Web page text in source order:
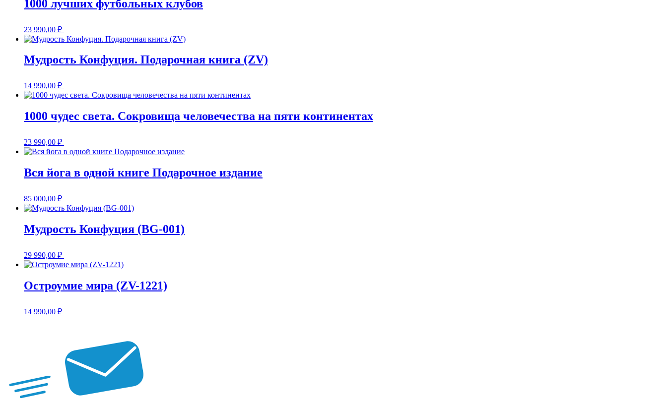
1000 лучших футбольных клубов
23 990,00 ₽
Мудрость Конфуция. Подарочная книга (ZV)
14 990,00 ₽
1000 чудес света. Сокровища человечества на пяти континентах
23 990,00 ₽
Вся йога в одной книге Подарочное издание
85 000,00 ₽
Мудрость Конфуция (BG-001)
29 990,00 ₽
Остроумие мира (ZV-1221)
14 990,00 ₽